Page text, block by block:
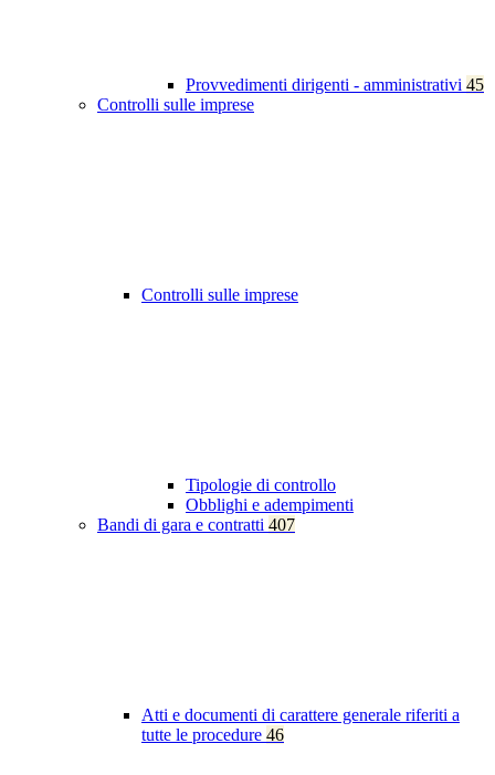
Provvedimenti dirigenti - amministrativi 45
Controlli sulle imprese
Controlli sulle imprese
Tipologie di controllo
Obblighi e adempimenti
Bandi di gara e contratti 407
Atti e documenti di carattere generale riferiti a
tutte le procedure 46